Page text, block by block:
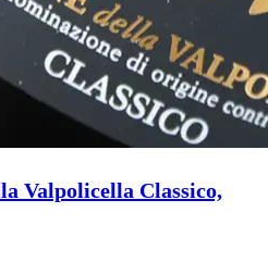
Valpolicella Classico,